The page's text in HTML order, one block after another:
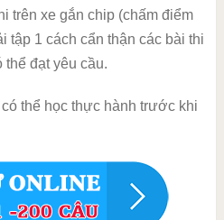
trên xe gắn chip (chấm điểm
tập 1 cách cẩn thận các bài thi
đạt yêu cầu.
thể học thực hành trước khi